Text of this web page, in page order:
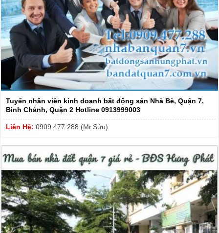
Tuyển nhân viên kinh doanh bất động sản Nhà Bè, Quận 7,
Bình Chánh, Quận 2 Hotline 0913999003
Liên Hệ: 0909.477.288 (Mr.Sửu)